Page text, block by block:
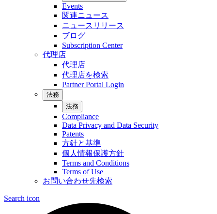
Events
関連ニュース
ニュースリリース
ブログ
Subscription Center
代理店
代理店
代理店を検索
Partner Portal Login
法務
法務
Compliance
Data Privacy and Data Security
Patents
方針と基準
個人情報保護方針
Terms and Conditions
Terms of Use
お問い合わせ先検索
Search icon